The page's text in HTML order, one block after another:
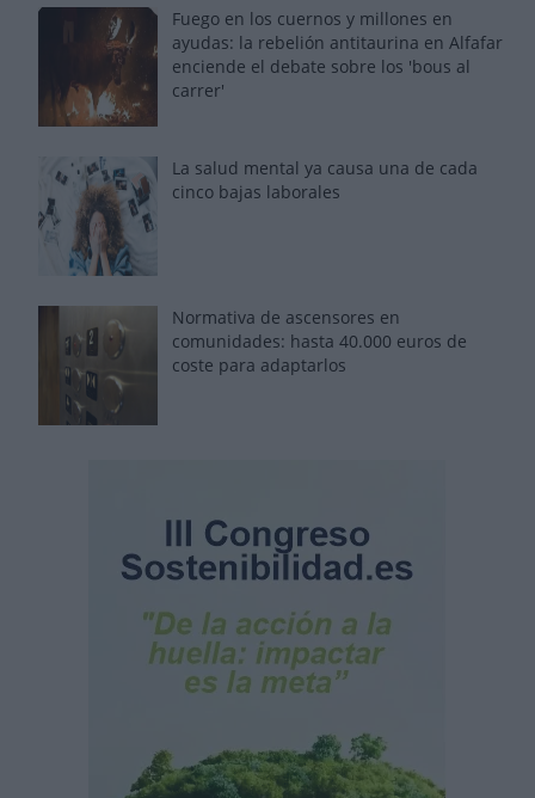
Fuego en los cuernos y millones en
ayudas: la rebelión antitaurina en Alfafar
enciende el debate sobre los 'bous al
carrer'
La salud mental ya causa una de cada
cinco bajas laborales
Normativa de ascensores en
comunidades: hasta 40.000 euros de
coste para adaptarlos